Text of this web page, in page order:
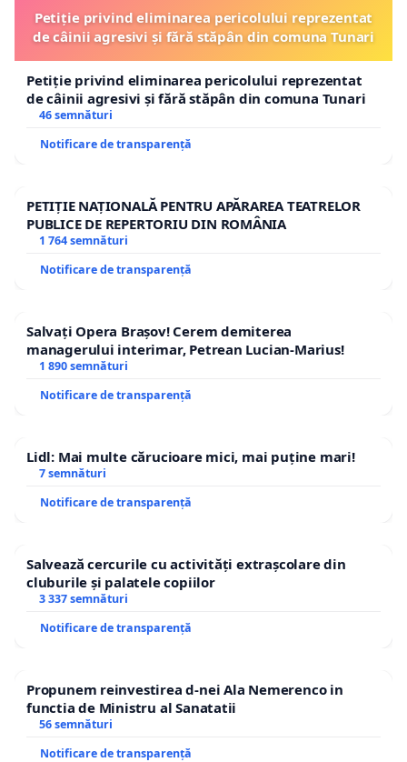
Petiție privind eliminarea pericolului reprezentat
de câinii agresivi și fără stăpân din comuna Tunari
Petiție privind eliminarea pericolului reprezentat
de câinii agresivi și fără stăpân din comuna Tunari
46 semnături
Notificare de transparență
PETIȚIE NAȚIONALĂ PENTRU APĂRAREA TEATRELOR
PUBLICE DE REPERTORIU DIN ROMÂNIA
1 764 semnături
Notificare de transparență
Salvați Opera Brașov! Cerem demiterea
managerului interimar, Petrean Lucian-Marius!
1 890 semnături
Notificare de transparență
Lidl: Mai multe cărucioare mici, mai puține mari!
7 semnături
Notificare de transparență
Salvează cercurile cu activități extrașcolare din
cluburile și palatele copiilor
3 337 semnături
Notificare de transparență
Propunem reinvestirea d-nei Ala Nemerenco in
functia de Ministru al Sanatatii
56 semnături
Notificare de transparență